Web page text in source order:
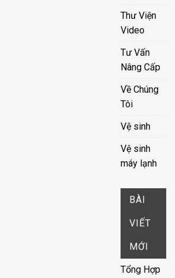
Thư Viện
Video
Tư Vấn
Nâng Cấp
Về Chúng
Tôi
Vệ sinh
Vệ sinh
máy lạnh
BÀI
VIẾT
MỚI
Tổng Hợp